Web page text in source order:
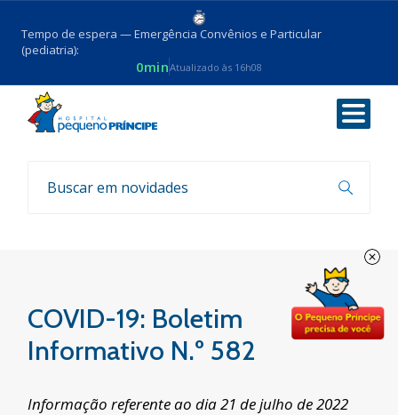
Tempo de espera — Emergência Convênios e Particular
(pediatria):
0minAtualizado às 16h08
Voltar
Boletim COVID-19
COVID-19: Boletim
Informativo N.º 582
Informação referente ao dia 21 de julho de 2022